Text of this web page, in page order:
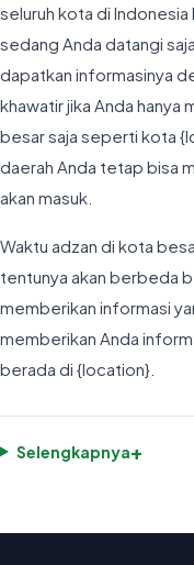
seluruh kota di
sedang Anda datangi
dapatkan informasinya
khawatir jika Anda
besar saja seperti kota
daerah Anda tetap bisa
akan masuk.
Waktu adzan di kota
tentunya akan berbeda
memberikan informasi
memberikan Anda
berada di {location}.
Selengkapnya+